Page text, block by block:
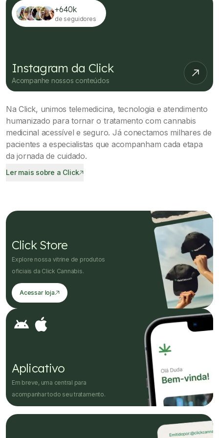
+640k
de seguidores
Instagram da Click
Acompanhe nossos conteúdos
Na Click, unimos telemedicina, tecnologia e atendimento
humanizado para tornar o tratamento com cannabis
medicinal acessível e seguro. Já conectamos milhares de
pacientes a especialistas que acompanham cada etapa
da jornada de cuidado.
Ler mais sobre a Click
Click Store
Explore nossa vitrine de produtos
oficiais da Click Cannabis.
Acessar loja
Aplicativo
Em breve, uma central para
acompanhar todo seu tratamento.